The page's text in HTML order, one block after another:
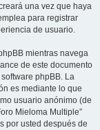
una vez que haya
para registrar
de usuario.
mientras navega
de este documento
phpBB. La
es mediante lo que
usuario anónimo (de
Mieloma Multiple”
por usted después de